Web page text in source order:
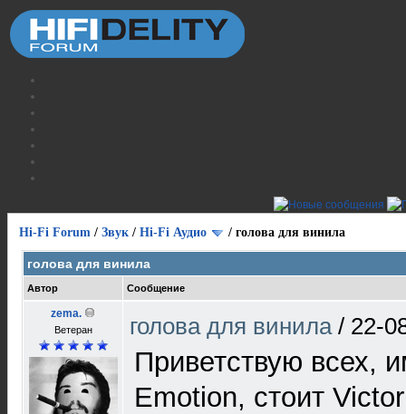
Hi-Fi Forum / Звук / Hi-Fi Аудио / голова для винила
голова для винила
Автор Сообщение
zema.
Ветеран голова для винила / 22-
Приветствую всех,
Emotion, стоит